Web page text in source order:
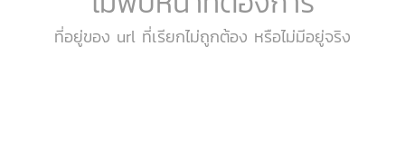
ที่อยู่ของ url ที่เรียกไม่ถูกต้อง หรือไม่มีอยู่จริง